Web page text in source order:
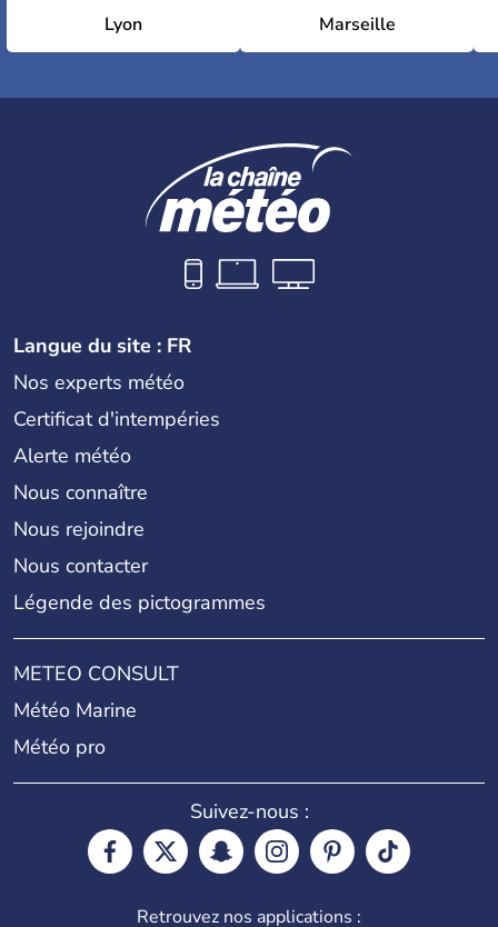
Lyon Marseille
Langue du site : FR
Nos experts météo
Certificat d'intempéries
Alerte météo
Nous connaître
Nous rejoindre
Nous contacter
Légende des pictogrammes
METEO CONSULT
Météo Marine
Météo pro
Suivez-nous :
Retrouvez nos applications :